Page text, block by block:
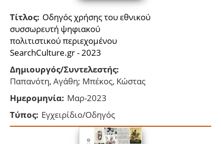
Τίτλος: Οδηγός χρήσης του εθνικού
συσσωρευτή ψηφιακού
πολιτιστικού περιεχομένου
SearchCulture.gr - 2023
Δημιουργός/Συντελεστής:
Παπανότη, Αγάθη; Μπέκος, Κώστας
Ημερομηνία: Μαρ-2023
Τύπος: Εγχειρίδιο/Οδηγός